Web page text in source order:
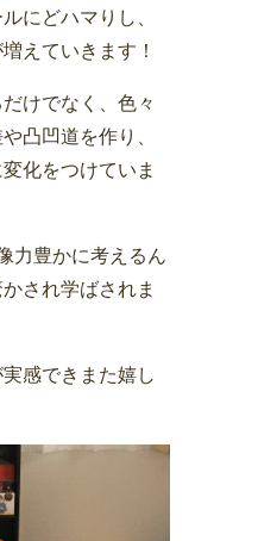
にどハマりし、
えていきます！
けでなく、色々
凸凹道を作り、
化をつけていま
力豊かに考えるん
され学ばされま
感できまた嬉し